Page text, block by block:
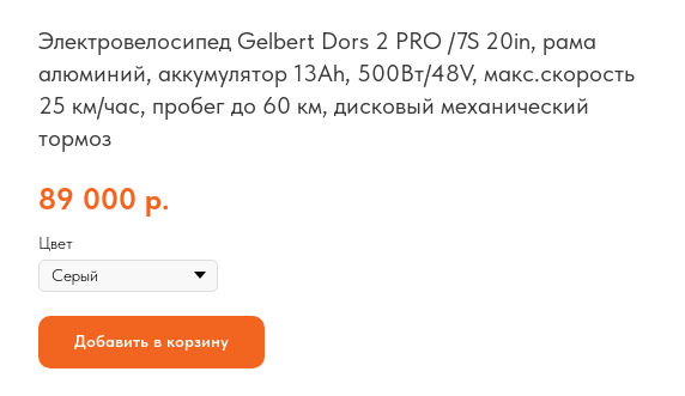
Электровелосипед Gelbert Dors 2 PRO /7S 20in, рама
алюминий, аккумулятор 13Ah, 500Вт/48V, макс.скорость
25 км/час, пробег до 60 км, дисковый механический
тормоз
89 000 р.
Цвет
Добавить в корзину